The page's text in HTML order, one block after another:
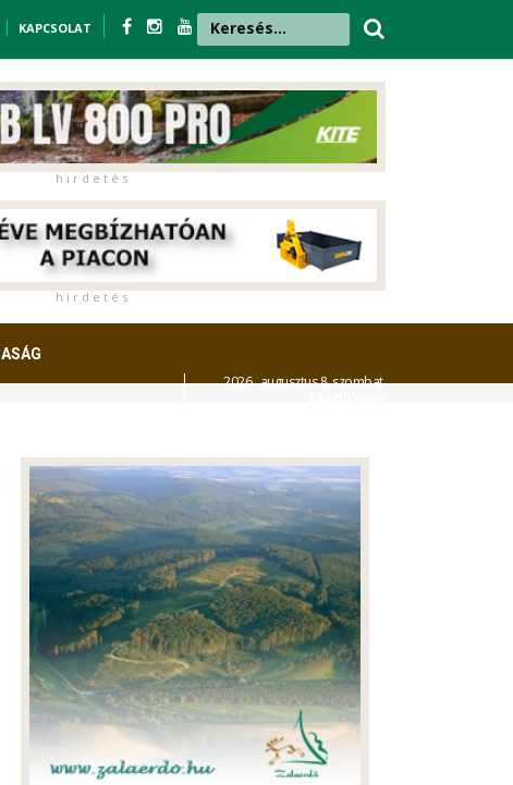
KAPCSOLAT
h i r d e t é s
h i r d e t é s
2026. augusztus 8. szombat,